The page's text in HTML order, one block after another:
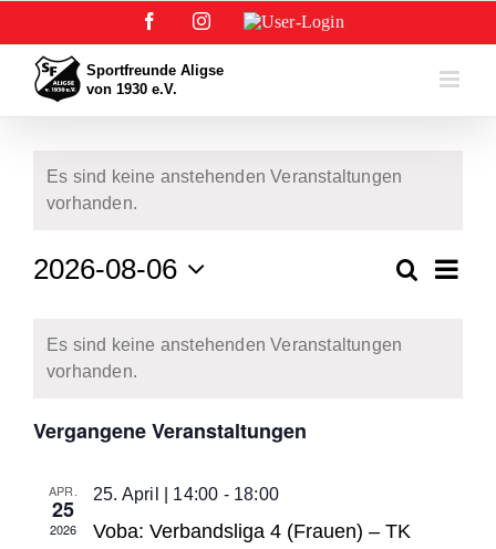
springen
FacebookInstagram
User-
Es sind keine anstehenden Veranstaltungen
vorhanden.
und
Suche
Monat
2026-08-06
wählen.
von
Veranstaltungen
Es sind keine anstehenden Veranstaltungen
vorhanden.
Vergangene Veranstaltungen
APR.
25
2026
25. April | 14:00 - 18:00
Voba: Verbandsliga 4 (Frauen) – TK